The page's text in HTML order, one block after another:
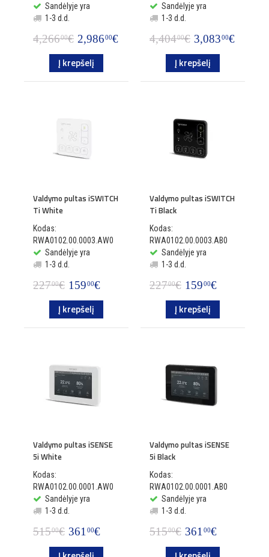
Sandėlyje yra
1-3 d.d.
4,26600€ 2,98600€
Į krepšelį
Sandėlyje yra
1-3 d.d.
4,40400€ 3,08300€
Į krepšelį
Valdymo pultas iSWITCH
Ti White
Kodas:
RWA0102.00.0003.AW0
Sandėlyje yra
1-3 d.d.
22700€ 15900€
Į krepšelį
Valdymo pultas iSWITCH
Ti Black
Kodas:
RWA0102.00.0003.AB0
Sandėlyje yra
1-3 d.d.
22700€ 15900€
Į krepšelį
Valdymo pultas iSENSE
5i White
Kodas:
RWA0102.00.0001.AW0
Sandėlyje yra
1-3 d.d.
51500€ 36100€
Valdymo pultas iSENSE
5i Black
Kodas:
RWA0102.00.0001.AB0
Sandėlyje yra
1-3 d.d.
51500€ 36100€